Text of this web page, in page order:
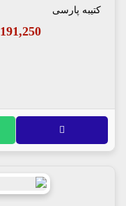
کتیبه پارسی
191,250 تومان